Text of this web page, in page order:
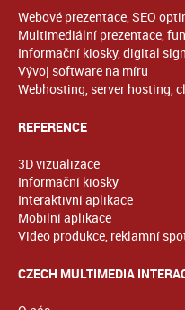
Webové prezentace, SEO
Multimediální prezentace,
Informační kiosky, digital
Vývoj software na míru
Webhosting, server hosting,
REFERENCE
3D vizualizace
Informační kiosky
Interaktivní aplikace
Mobilní aplikace
Video produkce, reklamní
CZECH MULTIMEDIA